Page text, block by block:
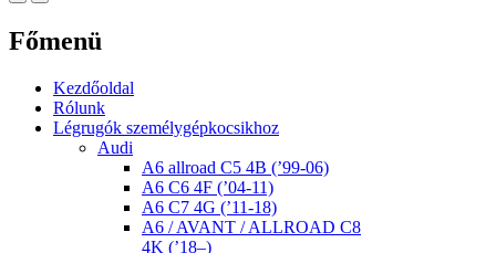
Főmenü
Kezdőoldal
Rólunk
Légrugók személygépkocsikhoz
Audi
A6 allroad C5 4B (’99-06)
A6 C6 4F (’04-11)
A6 C7 4G (’11-18)
A6 / AVANT / ALLROAD C8
4K (’18–)